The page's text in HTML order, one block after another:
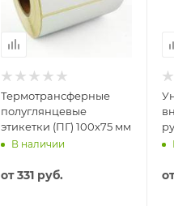
Термотрансферные
полуглянцевые
этикетки (ПГ) 100х75 мм
В наличии
от331 руб.